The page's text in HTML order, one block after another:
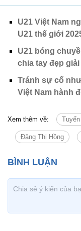
U21 Việt Nam
U21 thế giới
U21 bóng
chia tay đẹp
Tránh sự cố
Việt Nam hành
Xem thêm về:
Đặng Thị Hồng